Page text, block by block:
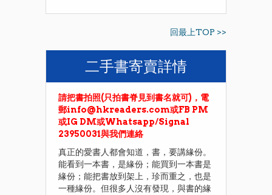
回最上TOP >>
二手書寄賣詳情
請把書拍照(只拍書脊見到書名就可)，電
郵info@hkreaders.com或FB PM
或IG DM或Whatsapp/Signal
23950031與我們連絡
真正的愛書人都會知道，書，要講緣份。
能看到一本書，是緣份；能買到一本書是
緣份；能把書放到架上，珍而重之，也是
一種緣份。但很多人沒有發現，與書的緣